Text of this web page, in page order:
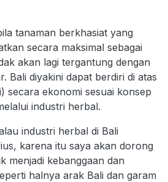
tanaman berkhasiat yang
secara maksimal sebagai
akan lagi tergantung dengan
Bali diyakini dapat berdiri di atas
secara ekonomi sesuai konsep
industri herbal.
industri herbal di Bali
karena itu saya akan dorong
menjadi kebanggaan dan
halnya arak Bali dan garam